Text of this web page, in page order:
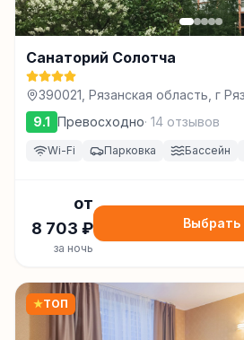
Санаторий Солотча
390021, Рязанская область, г
(поселок Солотча), д. 4, Литер
9.1 Превосходно· 14 отзывов
Wi-Fi Парковка Бассейн
от
8 703 ₽
за ночь
Выбрать
★ТОП